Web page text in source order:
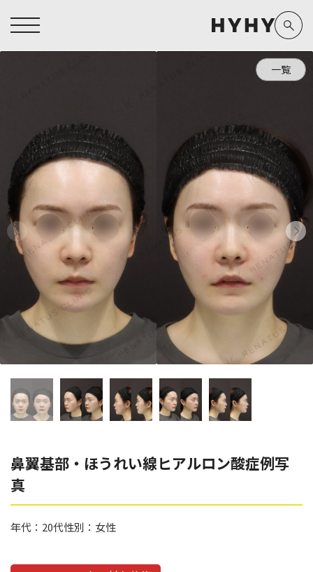
医療脱毛症例一覧
アートメイク症例一覧
クリニック一覧
医師一覧
看護師一覧
新着情報
よくあるご質問
お問い合わせ
プライバシーポリシー
未成年の方へ
規約
コラム
Doctor
担当医師から探す
副田 周
高橋 希
東山 麻伊子
松村 仁
泉 洋平
辻橋 勇祐
阿部 竜介
Parts
部位から探す
額
こめかみ
目の上
Preparation
製剤から探す
ザーフ(XERF)
ボラックス
ボリューマ
ボライト
レナトゥスヒアルロン酸
ダイヤモンドフィール/ピ
ネハ
リジュラン
一覧
鼻翼基部・ほうれい線ヒアルロン酸症例写
真
年代： 20代性別： 女性